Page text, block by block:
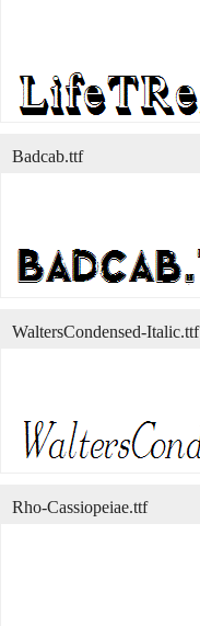
Badcab.ttf
WaltersCondensed-Italic.ttf
Rho-Cassiopeiae.ttf